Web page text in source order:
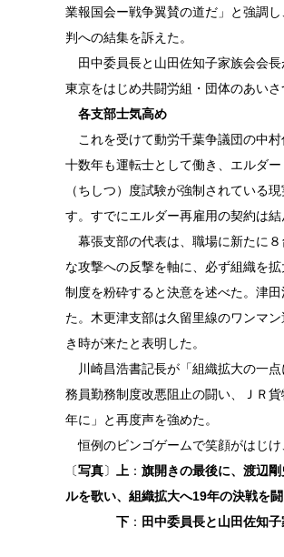
業報国会ー戦争翼賛の道だ」と強調
判への結集を訴えた。
田中委員長と山田佐知子家族会会
東京をはじめ共闘労組・団体のあいさ
各支部士気高め
これを受けて動労千葉争議団の中
十数年も運転士として働き、エルダ
（ちしつ）度試験が強制されている
す。すでにエルダー再雇用の契約は
幕張支部の代表は、職場に新たに
な攻撃への反撃を軸に、必ず組織を
制度を粉砕すると決意を述べた。津
た。木更津支部は久留里線のワンマ
き時が来たと表明した。
川崎昌浩書記長が「組織拡大の一
務員勤務制度改悪阻止の闘い、ＪＲ
年に」と再度声を強めた。
恒例のビンゴゲームで笑顔がはじけ
〔写真〕 上 ： 旗開きの最後に、渡辺
ルを歌い、組織拡大へ19年の決戦を
下 ： 田中委員長と山田佐知